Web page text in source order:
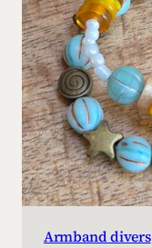
Armband divers